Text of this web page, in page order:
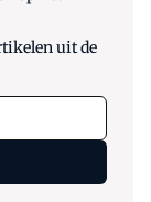
uit de